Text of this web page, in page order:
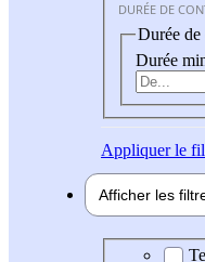
DURÉE DE
Durée de
Durée
Appliquerle
Afficher les
Durée